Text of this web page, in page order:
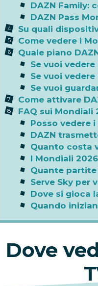
DAZN Family:
DAZN Pass
Su quali
Come vedere i
Quale piano
Se vuoi
Se vuoi
Se vuoi
Come attivare
FAQ sui Mondiali
Posso vedere
DAZN
Quanto costa
I Mondiali
Quante partite
Serve Sky per
Dove si gioca
Quando
Dove